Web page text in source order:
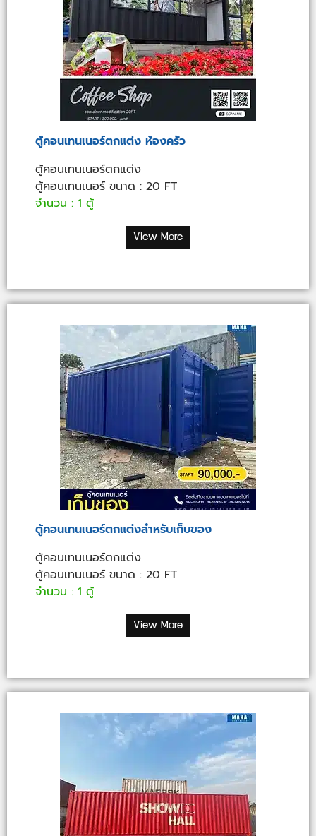
ตู้คอนเทนเนอร์ตกแต่ง ห้องครัว
ตู้คอนเทนเนอร์ตกแต่ง
ตู้คอนเทนเนอร์ ขนาด : 20 FT
จำนวน : 1 ตู้
View More
ตู้คอนเทนเนอร์ตกแต่งสำหรับเก็บของ
ตู้คอนเทนเนอร์ตกแต่ง
ตู้คอนเทนเนอร์ ขนาด : 20 FT
จำนวน : 1 ตู้
View More